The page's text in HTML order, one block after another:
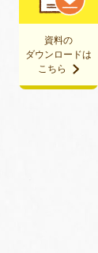
資料の
ダウンロードは
こちら